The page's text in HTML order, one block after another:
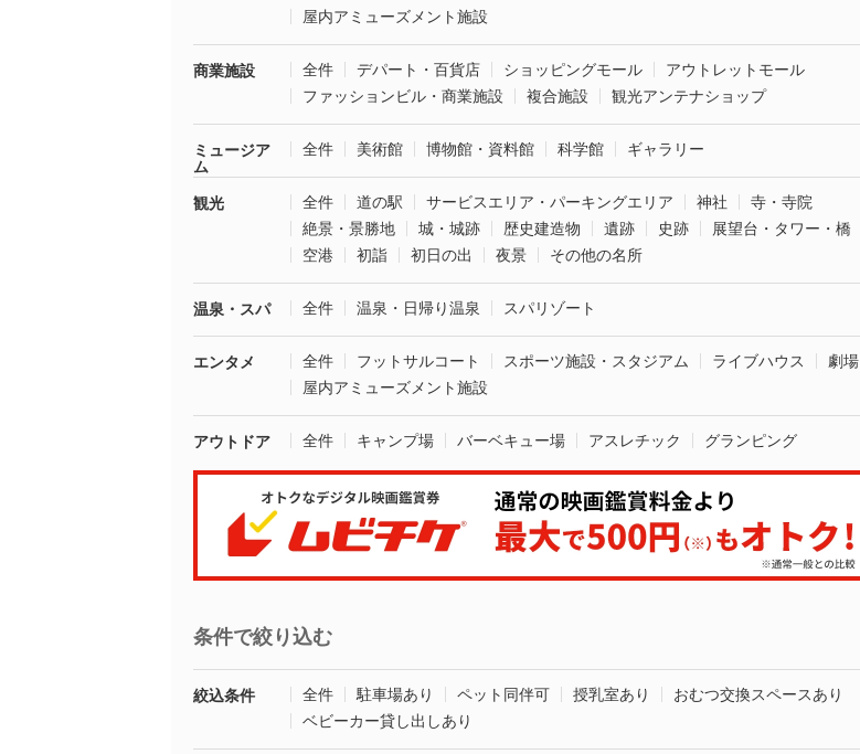
屋内アミューズメント施設
商業施設 全件 デパート・百貨店 ショッピングモール
アウトレットモール
ファッションビル・商業施設
複合施設 観光アンテナショップ
ミュージア
ム
全件 美術館 博物館・資料館 科学館 ギャラリー
観光 全件 道の駅 サービスエリア・パーキングエリア 神社
寺・寺院
絶景・景勝地
城・城跡 歴史建造物 遺跡 史跡
展望台・タワー・橋
空港
初詣 初日の出 夜景 その他の名所
温泉・スパ 全件 温泉・日帰り温泉 スパリゾート
エンタメ 全件 フットサルコート スポーツ施設・スタジアム ライブハウス
劇場
屋内アミューズメント施設
アウトドア 全件 キャンプ場 バーベキュー場 アスレチック グランピング
条件で絞り込む
絞込条件 全件 駐車場あり ペット同伴可 授乳室あり
おむつ交換スペースあり
ベビーカー貸し出しあり